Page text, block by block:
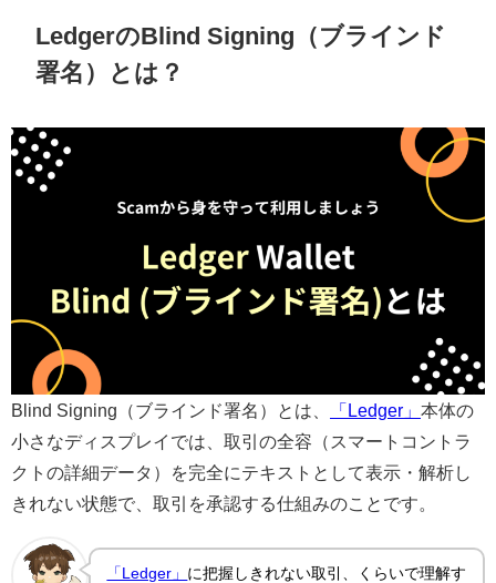
LedgerのBlind Signing（ブラインド
署名）とは？
Blind Signing（ブラインド署名）とは、 「Ledger」 本体の
小さなディスプレイでは、取引の全容（スマートコントラ
クトの詳細データ）を完全にテキストとして表示・解析し
きれない状態で、取引を承認する仕組みのことです。
「Ledger」 に把握しきれない取引、くらいで理解す